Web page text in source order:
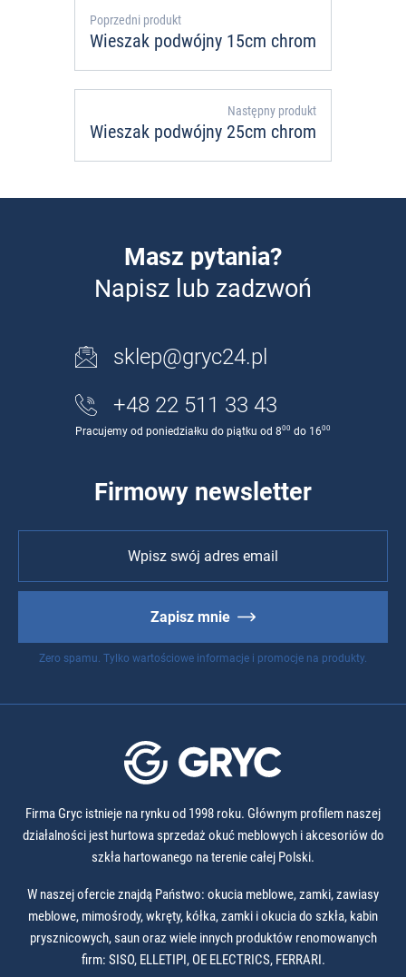
Poprzedni produkt
Wieszak podwójny 15cm chrom
Następny produkt
Wieszak podwójny 25cm chrom
Masz pytania?
Napisz lub zadzwoń
sklep@gryc24.pl
+48 22 511 33 43
Pracujemy od poniedziałku do piątku od 800 do 1600
Firmowy newsletter
Zapisz mnie
Zero spamu. Tylko wartościowe informacje i promocje na produkty.
Firma Gryc istnieje na rynku od 1998 roku. Głównym profilem naszej
działalności jest hurtowa sprzedaż okuć meblowych i akcesoriów do
szkła hartowanego na terenie całej Polski.
W naszej ofercie znajdą Państwo: okucia meblowe, zamki, zawiasy
meblowe, mimośrody, wkręty, kółka, zamki i okucia do szkła, kabin
prysznicowych, saun oraz wiele innych produktów renomowanych
firm: SISO, ELLETIPI, OE ELECTRICS, FERRARI.